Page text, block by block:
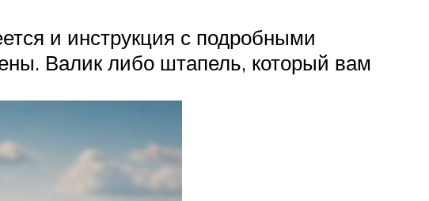
и инструкция с подробными
Валик либо штапель, который вам